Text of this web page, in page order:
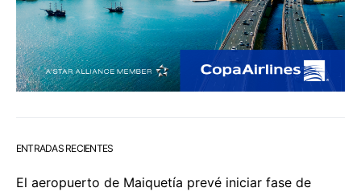
ENTRADAS RECIENTES
El aeropuerto de Maiquetía prevé iniciar fase de